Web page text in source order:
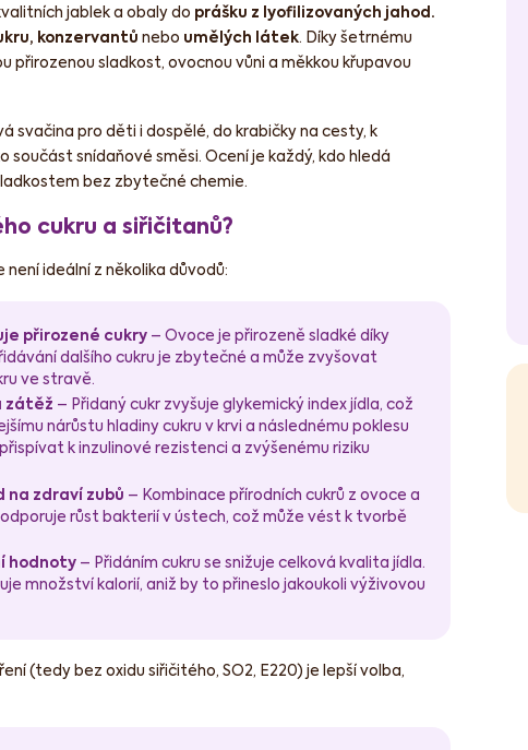
jablek a obaly do prášku z lyofilizovaných jahod.
konzervantů nebo umělých látek. Díky šetrnému
přirozenou sladkost, ovocnou vůni a měkkou křupavou
svačina pro děti i dospělé, do krabičky na cesty, k
součást snídaňové směsi. Ocení je každý, kdo hledá
bez zbytečné chemie.
cukru a siřičitanů?
není ideální z několika důvodů:
přirozené cukry– Ovoce je přirozeně sladké díky
dalšího cukru je zbytečné a může zvyšovat
ve stravě.
zátěž – Přidaný cukr zvyšuje glykemický index jídla, což
nárůstu hladiny cukru v krvi a následnému poklesu
k inzulinové rezistenci a zvýšenému riziku
zdraví zubů – Kombinace přírodních cukrů z ovoce a
růst bakterií v ústech, což může vést k tvorbě
hodnoty– Přidáním cukru se snižuje celková kvalita jídla.
množství kalorií, aniž by to přineslo jakoukoli výživovou
(tedy bez oxidu siřičitého, SO2, E220) je lepší volba,